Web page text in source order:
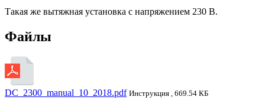
Такая же вытяжная установка с напряжением 230 В.
Файлы
DC_2300_manual_10_2018.pdf Инструкция , 669.54 КБ